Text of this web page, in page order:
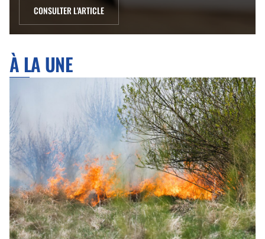
cession de 2,5% du capital par Bpifrance Une
confiance limitée dans l’avenir En cédant 2,5%
Bpifrance prend acte que le cours de bourse
d’Orange a atteint un palier […]
CONSULTER L'ARTICLE
À LA UNE